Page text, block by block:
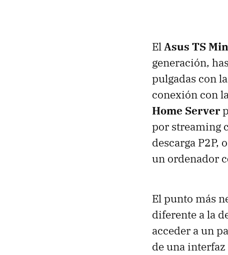
ElAsus TS
generación,
pulgadas con
conexión con
Home Server
por streaming
descarga P2P,
un ordenador
El punto más
diferente a la
acceder a un
de una interfaz